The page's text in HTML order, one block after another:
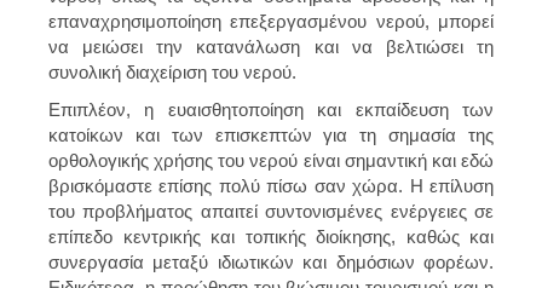
επαναχρησιμοποίηση επεξεργασμένου νερού, μπορεί
να μειώσει την κατανάλωση και να βελτιώσει τη
συνολική διαχείριση του νερού.
Επιπλέον, η ευαισθητοποίηση και εκπαίδευση των
κατοίκων και των επισκεπτών για τη σημασία της
ορθολογικής χρήσης του νερού είναι σημαντική και εδώ
βρισκόμαστε επίσης πολύ πίσω σαν χώρα. Η επίλυση
του προβλήματος απαιτεί συντονισμένες ενέργειες σε
επίπεδο κεντρικής και τοπικής διοίκησης, καθώς και
συνεργασία μεταξύ ιδιωτικών και δημόσιων φορέων.